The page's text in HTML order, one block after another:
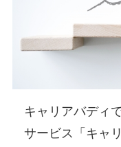
キャリアバディ
サービス「キャ